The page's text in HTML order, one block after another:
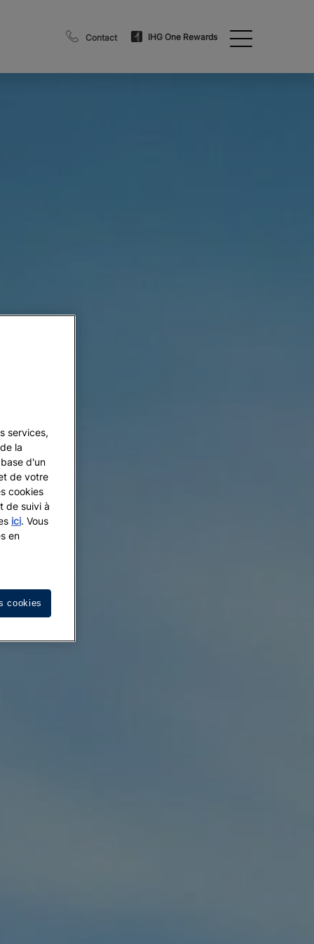
Contact IHG One Rewards
services,
la
d'un
de votre
cookies
de suivi à
ici. Vous
en
cookies